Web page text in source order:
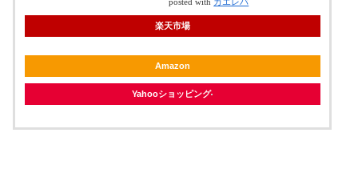
posted with カエレバ
楽天市場
Amazon
Yahooショッピング